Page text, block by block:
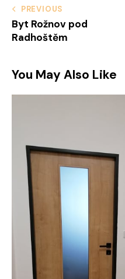
Navigace
pro
příspěvek
PREVIOUS
Byt Rožnov pod
Radhoštěm
You May Also Like